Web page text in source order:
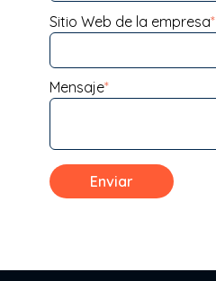
Sitio Web de la empresa*
Mensaje*